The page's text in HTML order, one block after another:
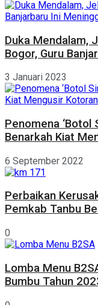
Duka Mendalam,
Bogor, Guru
3 Januari 2023
Penomena ‘Botol
Benarkah Kiat
6 September 2022
Perbaikan
Pemkab Tanbu
0
Lomba Menu
Bumbu Tahun